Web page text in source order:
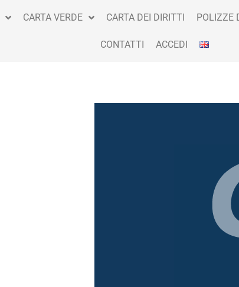
CARTA VERDE CARTA DEI DIRITTI POLIZZE
CONTATTI ACCEDI